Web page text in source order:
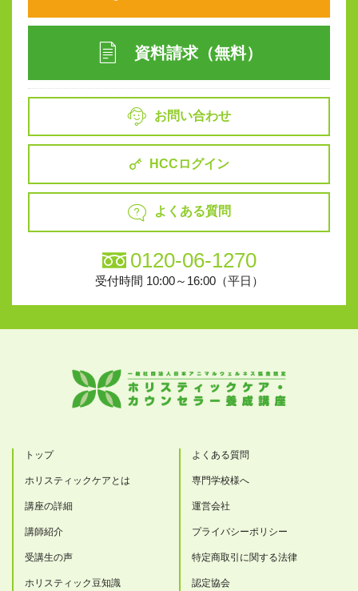
資料請求（無料）
お問い合わせ
HCCログイン
よくある質問
0120-06-1270
受付時間 10:00～16:00（平日）
トップ
ホリスティックケアとは
講座の詳細
講師紹介
受講生の声
ホリスティック豆知識
よくある質問
専門学校様へ
運営会社
プライバシーポリシー
特定商取引に関する法律
認定協会